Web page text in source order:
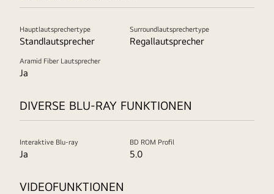
Hauptlautsprechertype
Standlautsprecher
Surroundlautsprechertype
Regallautsprecher
Aramid Fiber Lautsprecher
Ja
DIVERSE BLU-RAY FUNKTIONEN
Interaktive Blu-ray
Ja
BD ROM Profil
5.0
VIDEOFUNKTIONEN